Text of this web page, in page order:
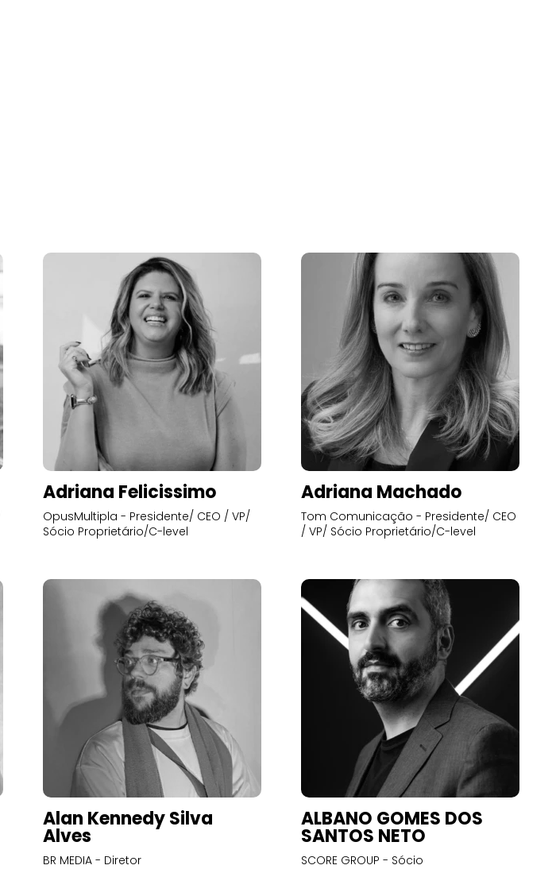
Adriana Felicissimo
OpusMultipla - Presidente/ CEO / VP/
Sócio Proprietário/C-level
Adriana Machado
Tom Comunicação - Presidente/ CEO
/ VP/ Sócio Proprietário/C-level
Alan Kennedy Silva
Alves
BR MEDIA - Diretor
ALBANO GOMES DOS
SANTOS NETO
SCORE GROUP - Sócio